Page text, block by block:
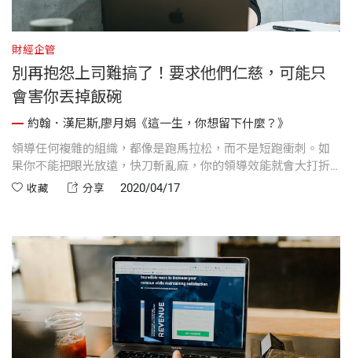
財經企管
別再抱怨上司難搞了！要求他們仁慈，可能只
會害你丟掉飯碗
約翰．漢尼斯,廖月娟《這一生，你想留下什麼？》
領導任何複雜的組織，都像是跑馬拉松，而不是短跑衝刺。如
果你不能把眼光放遠，快刀斬亂麻，你的領導效能就會大打折
扣。收藏 分享 2020/04/17